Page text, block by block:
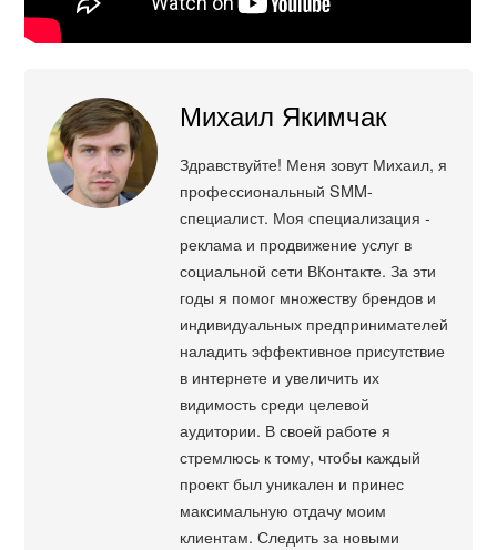
Михаил Якимчак
Здравствуйте! Меня зовут Михаил, я
профессиональный SMM-
специалист. Моя специализация -
реклама и продвижение услуг в
социальной сети ВКонтакте. За эти
годы я помог множеству брендов и
индивидуальных предпринимателей
наладить эффективное присутствие
в интернете и увеличить их
видимость среди целевой
аудитории. В своей работе я
стремлюсь к тому, чтобы каждый
проект был уникален и принес
максимальную отдачу моим
клиентам. Следить за новыми